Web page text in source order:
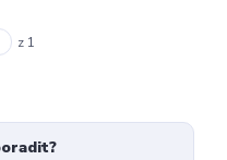
z 1